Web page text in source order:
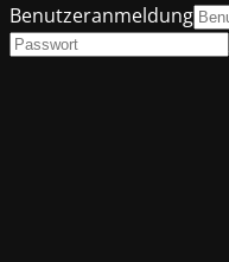
Benutzeranmeldung